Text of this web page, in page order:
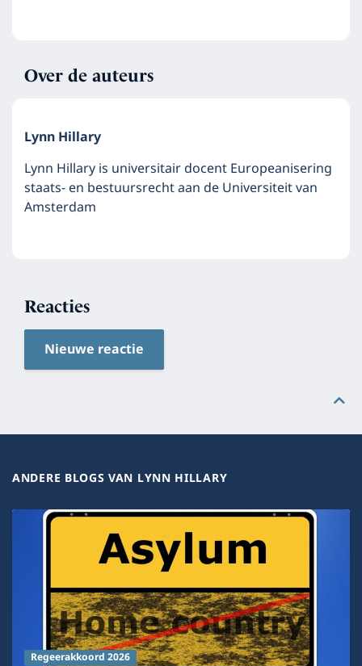
Over de auteurs
Lynn Hillary
Lynn Hillary is universitair docent Europeanisering
staats- en bestuursrecht aan de Universiteit van
Amsterdam
Reacties
Nieuwe reactie
ANDERE BLOGS VAN LYNN HILLARY
Regeerakkoord 2026